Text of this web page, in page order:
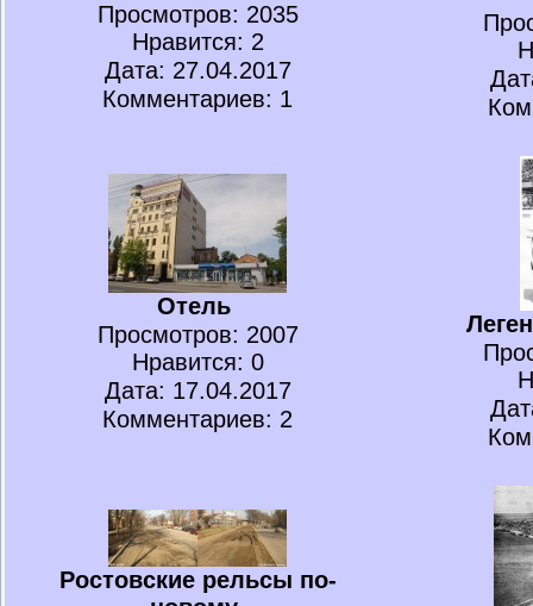
Просмотров: 2035
Нравится: 2
Дата: 27.04.2017
Комментариев: 1
Отель
Просмотров: 2007
Нравится: 0
Дата: 17.04.2017
Комментариев: 2
Ростовские рельсы по-